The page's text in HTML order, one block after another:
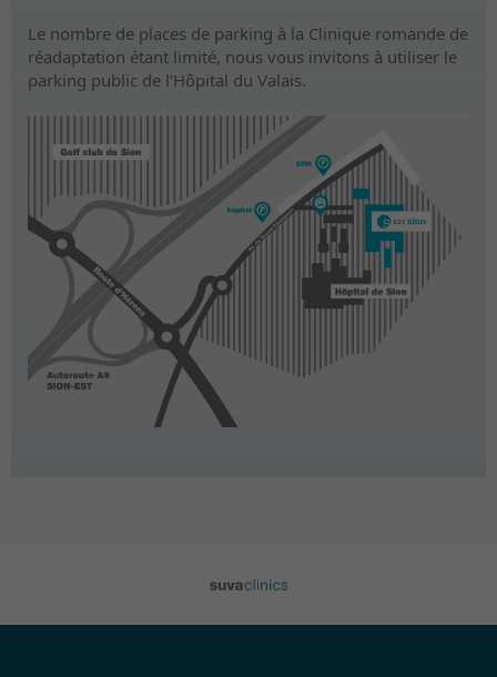
Le nombre de places de parking à la Clinique romande de
réadaptation étant limité, nous vous invitons à utiliser le
parking public de l’Hôpital du Valais.